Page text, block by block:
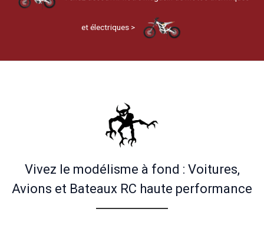
et électriques >
Vivez le modélisme à fond : Voitures,
Avions et Bateaux RC haute performance